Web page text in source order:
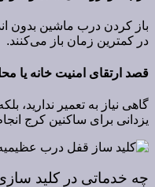
باز کردن درب ماشین بدون
در کمترین زمان باز می‌کنند.
قصد ارتقای امنیت خانه یا
گاهی نیاز به تعمیر
یزدانی برای ساکنین کرج
چه خدماتی در کلید